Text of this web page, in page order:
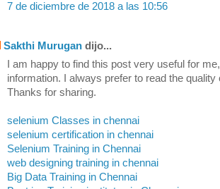
7 de diciembre de 2018 a las 10:56
Sakthi Murugan dijo...
I am happy to find this post very useful for
information. I always prefer to read the
Thanks for sharing.
selenium Classes in chennai
selenium certification in chennai
Selenium Training in Chennai
web designing training in chennai
Big Data Training in Chennai